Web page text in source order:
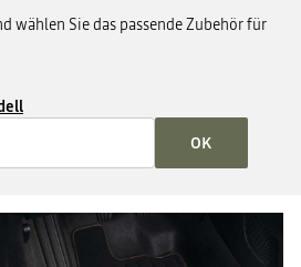
wählen Sie das passende Zubehör für
OK